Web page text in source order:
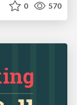
0 570